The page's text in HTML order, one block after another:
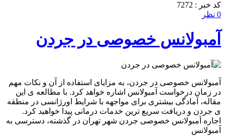
کد خبر : 7272
0 نظر
آمبولانس خصوصی در جردن
آمبولانس خصوصی در جردن، به مزایای استفاده از آن و نکات مهم
در زمان درخواست آمبولانس اشاره خواهد کرد. با مطالعه ی این
مقاله، آمادگی بیشتری برای مواجهه با شرایط اورژانسی در منطقه
ی جردن و دریافت سریع ترین خدمات درمانی پیدا خواهید کرد.
اجاره آمبولانس خصوصی جردن شهر تهران در گذشته، دسترسی به
آمبولانس